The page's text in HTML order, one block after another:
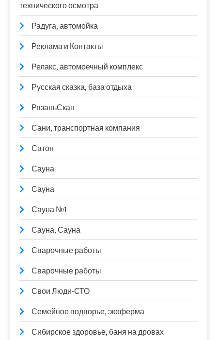
технического осмотра
Радуга, автомойка
Реклама и Контакты
Релакс, автомоечный комплекс
Русская сказка, база отдыха
РязаньСкан
Сани, транспортная компания
Сатон
Сауна
Сауна
Сауна №1
Сауна, Сауна
Сварочные работы
Сварочные работы
Свои Люди-СТО
Семейное подворье, экоферма
Сибирское здоровье, баня на дровах